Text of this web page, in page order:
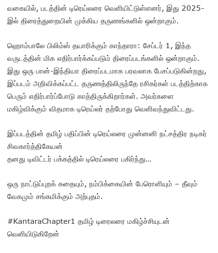
வகையில், படத்தின் டிரெய்லரை வெளியிட்டுள்ளனர், இது 2025-
இல் திரைத்துறையின் முக்கிய தருணங்களில் ஒன்றாகும்.
ஹொம்பாலே பிலிம்ஸ் தயாரிக்கும் காந்தாரா: சேப்டர் 1, இந்த
வருடத்தின் மிக எதிர்பார்க்கப்படும் திரைப்படங்களில் ஒன்றாகும்.
இது ஒரு பான்-இந்தியா திரைப்படமாக பரவலாக பேசப்படுகின்றது,
இப்படம் அறிவிக்கப்பட்ட தருணத்திலிருந்தே ரசிகர்கள் படத்திற்காக
பெரும் எதிர்பார்ப்போடு காத்திருக்கிறார்கள். அவர்களை
மகிழ்விக்கும் விதமாக டிரெய்லர் தற்போது வெளிவந்துவிட்டது.
இப்படத்தின் தமிழ் பதிப்பின் டிரெய்லரை முன்னனி நட்சத்திர நடிகர்
சிவகார்த்திகேயன்
தனது டிவிட்டர் பக்கத்தில் டிரெய்லரை பகிர்ந்து…
ஒரு நாட்டுப்புறக் கதையும், நம்பிக்கையின் பேரொளியும் – தீவும்
வேகமும் சங்கமிக்கும் அற்புதம்.
#KantaraChapter1 தமிழ் டிரைலரை மகிழ்ச்சியுடன்
வெளியிடுகிறேன்